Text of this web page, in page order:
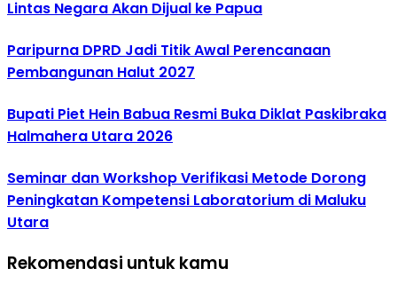
Lintas Negara Akan Dijual ke Papua
Paripurna DPRD Jadi Titik Awal Perencanaan
Pembangunan Halut 2027
Bupati Piet Hein Babua Resmi Buka Diklat Paskibraka
Halmahera Utara 2026
Seminar dan Workshop Verifikasi Metode Dorong
Peningkatan Kompetensi Laboratorium di Maluku
Utara
Rekomendasi untuk kamu